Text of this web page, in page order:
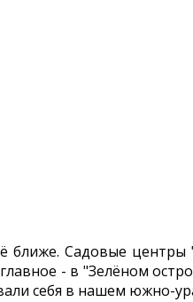
ближе. Садовые
- в "Зелёном
себя в нашем южно-